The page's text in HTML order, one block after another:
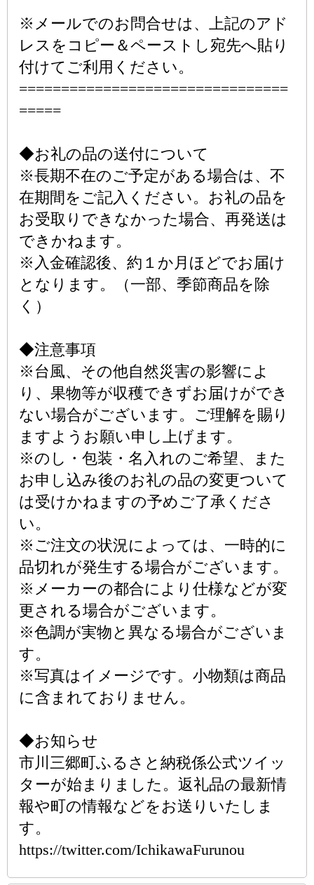
※メールでのお問合せは、上記のアド
レスをコピー＆ペーストし宛先へ貼り
付けてご利用ください。
================================
=====
◆お礼の品の送付について
※長期不在のご予定がある場合は、不
在期間をご記入ください。お礼の品を
お受取りできなかった場合、再発送は
できかねます。
※入金確認後、約１か月ほどでお届け
となります。（一部、季節商品を除
く）
◆注意事項
※台風、その他自然災害の影響によ
り、果物等が収穫できずお届けができ
ない場合がございます。ご理解を賜り
ますようお願い申し上げます。
※のし・包装・名入れのご希望、また
お申し込み後のお礼の品の変更ついて
は受けかねますの予めご了承くださ
い。
※ご注文の状況によっては、一時的に
品切れが発生する場合がございます。
※メーカーの都合により仕様などが変
更される場合がございます。
※色調が実物と異なる場合がございま
す。
※写真はイメージです。小物類は商品
に含まれておりません。
◆お知らせ
市川三郷町ふるさと納税係公式ツイッ
ターが始まりました。返礼品の最新情
報や町の情報などをお送りいたしま
す。
https://twitter.com/IchikawaFurunou